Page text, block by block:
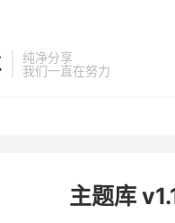
纯净分享
我们一直在努力
主题库